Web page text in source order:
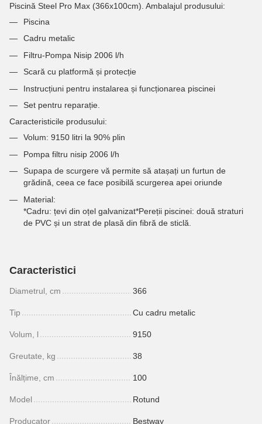
Piscină Steel Pro Max (366x100cm). Ambalajul produsului:
Piscina
Cadru metalic
Filtru-Pompa Nisip 2006 l/h
Scară cu platformă și protecție
Instrucțiuni pentru instalarea și funcționarea piscinei
Set pentru reparație.
Caracteristicile produsului:
Volum: 9150 litri la 90% plin
Pompa filtru nisip 2006 l/h
Supapa de scurgere vă permite să atașați un furtun de
grădină, ceea ce face posibilă scurgerea apei oriunde
Material:
*Cadru: țevi din oțel galvanizat*Pereții piscinei: două straturi
de PVC și un strat de plasă din fibră de sticlă.
Caracteristici
Diametrul, cm 366
Tip Cu cadru metalic
Volum, l 9150
Greutate, kg 38
Înălțime, cm 100
Model Rotund
Producator Bestway